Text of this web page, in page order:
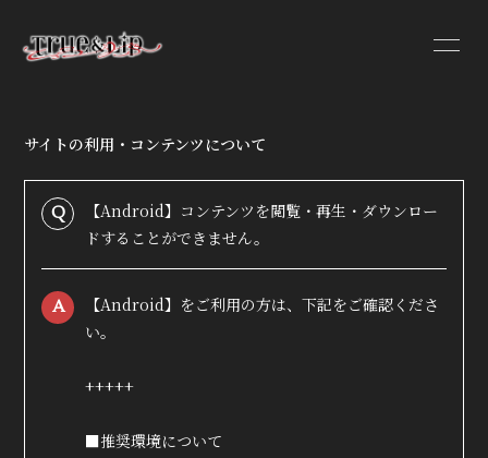
INFORMATION
PROFILE
サイトの利用・コンテンツについて
Q
【Android】コンテンツを閲覧・再生・ダウンロー
ドすることができません。
A
【Android】をご利用の方は、下記をご確認くださ
い。
+++++
■推奨環境について